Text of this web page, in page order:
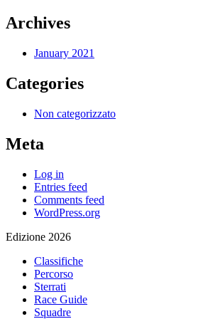
Archives
January 2021
Categories
Non categorizzato
Meta
Log in
Entries feed
Comments feed
WordPress.org
Edizione 2026
Classifiche
Percorso
Sterrati
Race Guide
Squadre